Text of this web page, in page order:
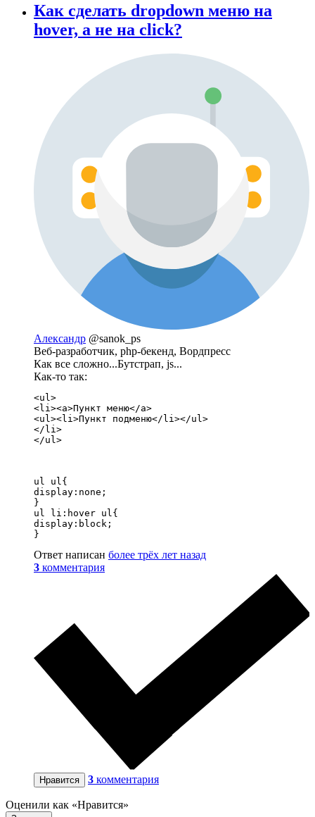
Как сделать dropdown меню на
hover, а не на click?
Александр @sanok_ps
Веб-разработчик, php-бекенд, Вордпресс
Как все сложно...Бутстрап, js...
Как-то так:
<ul>
<li><a>Пункт меню</a>
<ul><li>Пункт подменю</li></ul>
</li>
</ul>
ul ul{
display:none;
}
ul li:hover ul{
display:block;
}
Ответ написан более трёх лет назад
3 комментария
Нравится 3 комментария
Оценили как «Нравится»